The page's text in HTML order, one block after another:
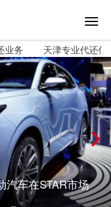
切
导
航
天津专业代还信用
汽车在STAR市场